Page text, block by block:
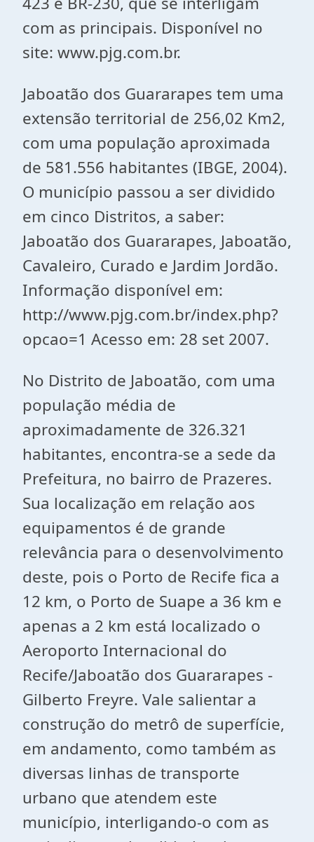
com as principais. Disponível no
site: www.pjg.com.br.
Jaboatão dos Guararapes tem uma
extensão territorial de 256,02 Km2,
com uma população aproximada
de 581.556 habitantes (IBGE, 2004).
O município passou a ser dividido
em cinco Distritos, a saber:
Jaboatão dos Guararapes, Jaboatão,
Cavaleiro, Curado e Jardim Jordão.
Informação disponível em:
http://www.pjg.com.br/index.php?
opcao=1 Acesso em: 28 set 2007.
No Distrito de Jaboatão, com uma
população média de
aproximadamente de 326.321
habitantes, encontra-se a sede da
Prefeitura, no bairro de Prazeres.
Sua localização em relação aos
equipamentos é de grande
relevância para o desenvolvimento
deste, pois o Porto de Recife fica a
12 km, o Porto de Suape a 36 km e
apenas a 2 km está localizado o
Aeroporto Internacional do
Recife/Jaboatão dos Guararapes -
Gilberto Freyre. Vale salientar a
construção do metrô de superfície,
em andamento, como também as
diversas linhas de transporte
urbano que atendem este
município, interligando-o com as